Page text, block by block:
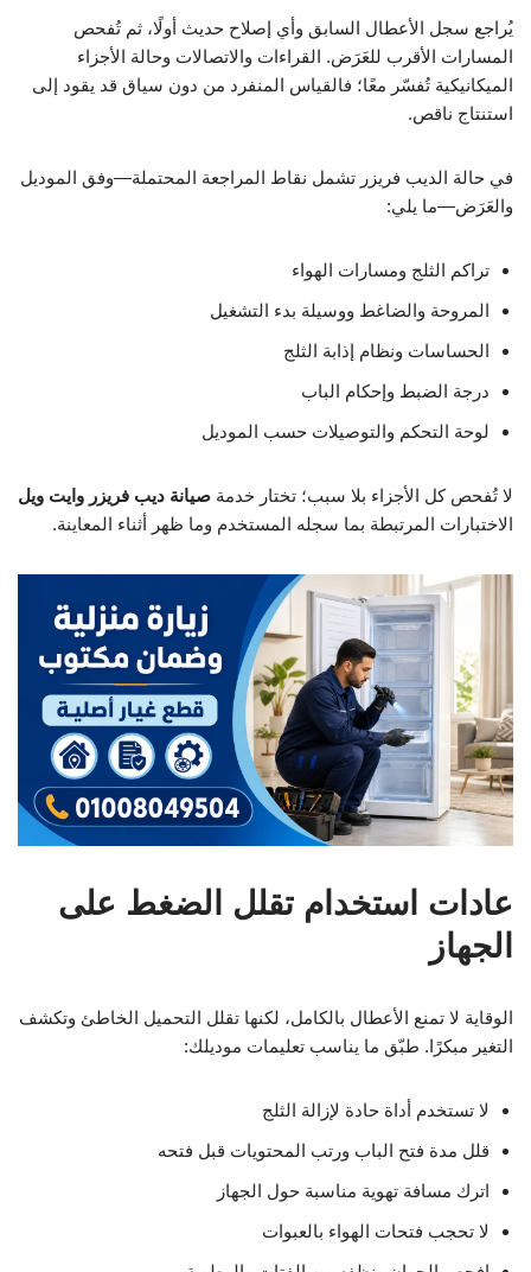
يُراجع سجل الأعطال السابق وأي إصلاح حديث أولًا، ثم تُفحص
المسارات الأقرب للعَرَض. القراءات والاتصالات وحالة الأجزاء
الميكانيكية تُفسّر معًا؛ فالقياس المنفرد من دون سياق قد يقود إلى
استنتاج ناقص.
في حالة الديب فريزر تشمل نقاط المراجعة المحتملة—وفق الموديل
والعَرَض—ما يلي:
تراكم الثلج ومسارات الهواء
المروحة والضاغط ووسيلة بدء التشغيل
الحساسات ونظام إذابة الثلج
درجة الضبط وإحكام الباب
لوحة التحكم والتوصيلات حسب الموديل
لا تُفحص كل الأجزاء بلا سبب؛ تختار خدمة صيانة ديب فريزر وايت ويل
الاختبارات المرتبطة بما سجله المستخدم وما ظهر أثناء المعاينة.
عادات استخدام تقلل الضغط على
الجهاز
الوقاية لا تمنع الأعطال بالكامل، لكنها تقلل التحميل الخاطئ وتكشف
التغير مبكرًا. طبّق ما يناسب تعليمات موديلك:
لا تستخدم أداة حادة لإزالة الثلج
قلل مدة فتح الباب ورتب المحتويات قبل فتحه
اترك مسافة تهوية مناسبة حول الجهاز
لا تحجب فتحات الهواء بالعبوات